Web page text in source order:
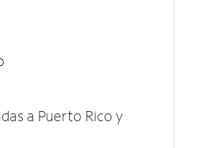
a Puerto Rico y